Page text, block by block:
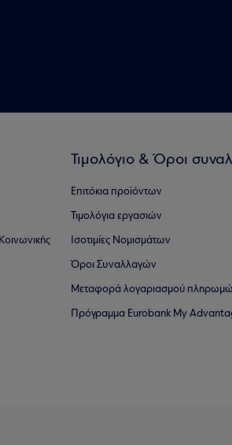
Τιμολόγιο & Όροι
Επιτόκια προϊόντων
Τιμολόγια εργασιών
Ισοτιμίες Νομισμάτων
Όροι Συναλλαγών
Μεταφορά λογαριασμού
Πρόγραμμα Eurobank My